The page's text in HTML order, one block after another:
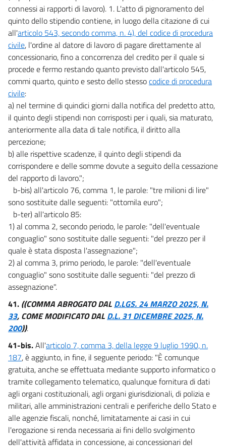
connessi ai rapporti di lavoro). 1. L'atto di pignoramento del
quinto dello stipendio contiene, in luogo della citazione di cui
all'articolo 543, secondo comma, n. 4), del codice di procedura
civile, l'ordine al datore di lavoro di pagare direttamente al
concessionario, fino a concorrenza del credito per il quale si
procede e fermo restando quanto previsto dall'articolo 545,
commi quarto, quinto e sesto dello stessocodice di procedura
civile:
a) nel termine di quindici giorni dalla notifica del predetto atto,
il quinto degli stipendi non corrisposti per i quali, sia maturato,
anteriormente alla data di tale notifica, il diritto alla
percezione;
b) alle rispettive scadenze, il quinto degli stipendi da
corrispondere e delle somme dovute a seguito della cessazione
del rapporto di lavoro.";
b-bis) all'articolo 76, comma 1, le parole: "tre milioni di lire"
sono sostituite dalle seguenti: "ottomila euro";
b-ter) all'articolo 85:
1) al comma 2, secondo periodo, le parole: "dell'eventuale
conguaglio" sono sostituite dalle seguenti: "del prezzo per il
quale è stata disposta l'assegnazione";
2) al comma 3, primo periodo, le parole: "dell'eventuale
conguaglio" sono sostituite dalle seguenti: "del prezzo di
assegnazione".
41. ((COMMA ABROGATO DAL D.LGS. 24 MARZO 2025, N.
33, COME MODIFICATO DAL D.L. 31 DICEMBRE 2025, N.
200)).
41-bis.All'articolo 7, comma 3, della legge 9 luglio 1990, n.
187, è aggiunto, in fine, il seguente periodo: "È comunque
gratuita, anche se effettuata mediante supporto informatico o
tramite collegamento telematico, qualunque fornitura di dati
agli organi costituzionali, agli organi giurisdizionali, di polizia e
militari, alle amministrazioni centrali e periferiche dello Stato e
alle agenzie fiscali, nonché, limitatamente ai casi in cui
l'erogazione si renda necessaria ai fini dello svolgimento
dell'attività affidata in concessione, ai concessionari del